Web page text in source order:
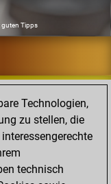
guten Tipps
Technologien,
zu stellen, die
technisch